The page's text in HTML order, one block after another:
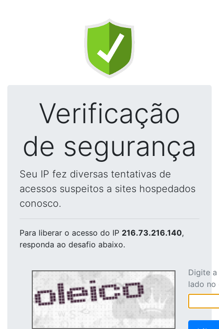
Verificação
de segurança
Seu IP fez diversas tentativas de
acessos suspeitos a sites hospedados
conosco.
Para liberar o acesso do IP 216.73.216.140,
responda ao desafio abaixo.
Digite
lado no